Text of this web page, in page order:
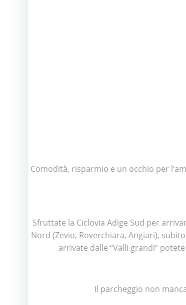
Comodità, risparmio e un occhio per
Sfruttate la Ciclovia Adige Sud per
Nord (Zevio, Roverchiara, Angiari),
arrivate dalle “Valli grandi”
Il parcheggio non